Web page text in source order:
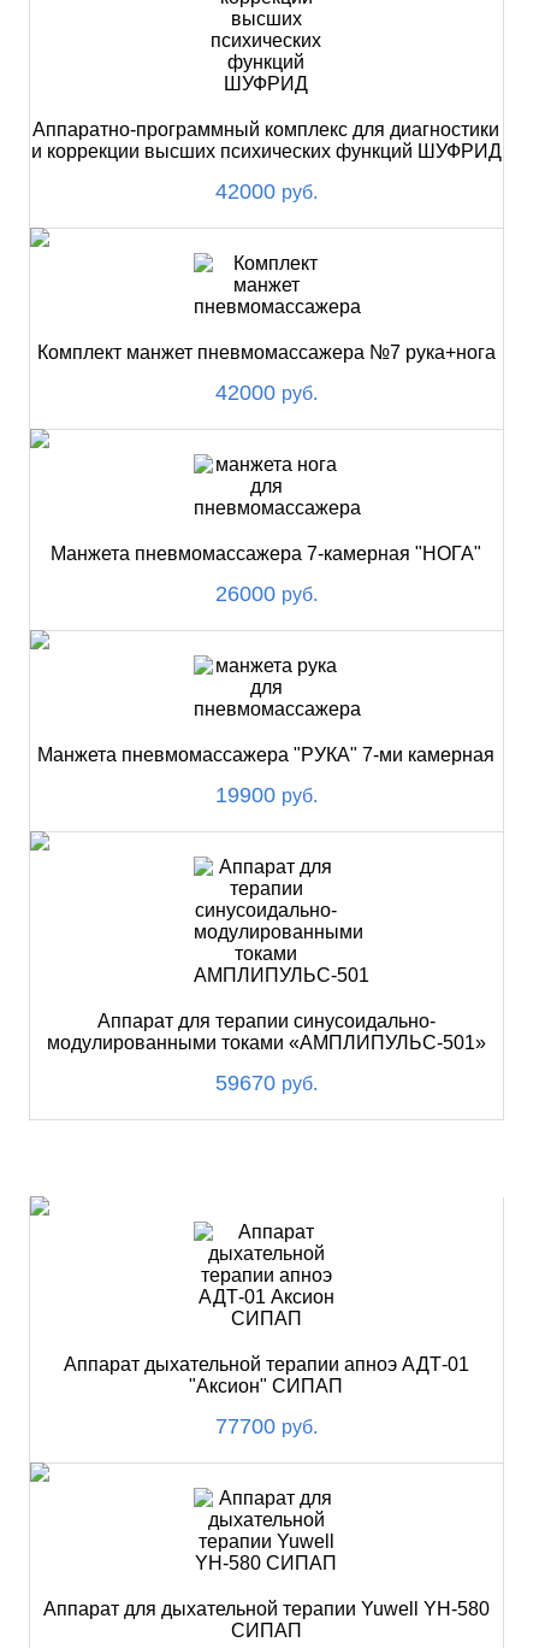
Аппаратно-программный комплекс для диагностики
и коррекции высших психических функций ШУФРИД
42000 руб.
Комплект манжет пневмомассажера №7 рука+нога
42000 руб.
Манжета пневмомассажера 7-камерная "НОГА"
26000 руб.
Манжета пневмомассажера "РУКА" 7-ми камерная
19900 руб.
Аппарат для терапии синусоидально-
модулированными токами «АМПЛИПУЛЬС-501»
59670 руб.
Аппарат дыхательной терапии апноэ АДТ-01
"Аксион" СИПАП
77700 руб.
Аппарат для дыхательной терапии Yuwell YH-580
СИПАП